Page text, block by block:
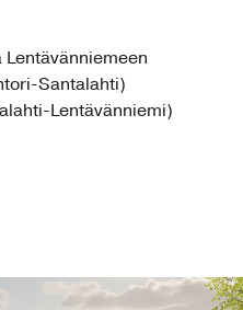
Santalahti)
Lentävänniemi)